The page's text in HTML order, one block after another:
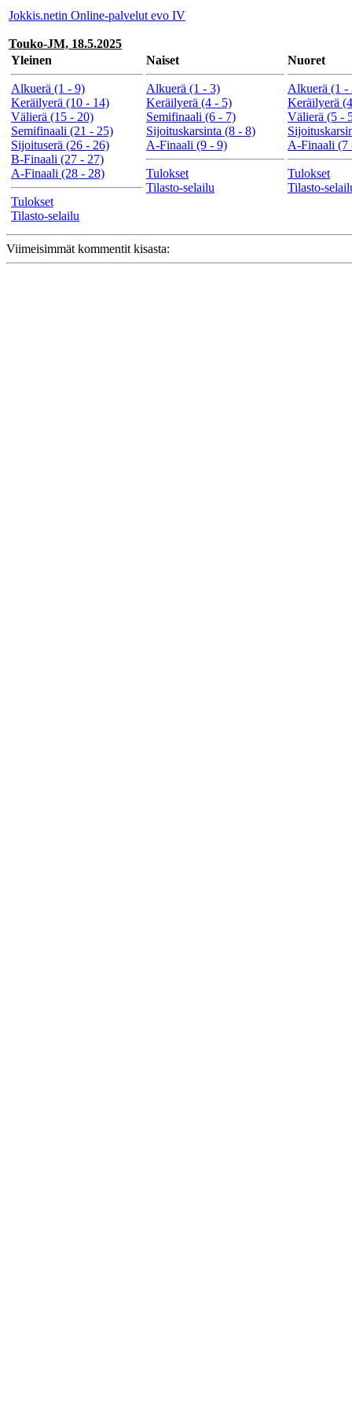
Jokkis.netin Online-palvelut evo IV
Touko-JM, 18.5.2025
Yleinen
Alkuerä (1 - 9)
Keräilyerä (10 - 14)
Välierä (15 - 20)
Semifinaali (21 - 25)
Sijoituserä (26 - 26)
B-Finaali (27 - 27)
A-Finaali (28 - 28)
Tulokset
Tilasto-selailu
Naiset
Alkuerä (1 - 3)
Keräilyerä (4 - 5)
Semifinaali (6 - 7)
Sijoituskarsinta (8 - 8)
A-Finaali (9 - 9)
Tulokset
Tilasto-selailu
Nuoret
Alkuerä (1 -
Keräilyerä
Välierä (5 -
A-Finaali (7
Tulokset
Tilasto-
Viimeisimmät kommentit kisasta: